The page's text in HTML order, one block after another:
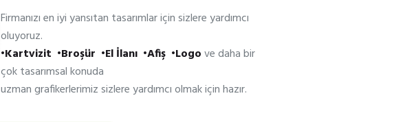
Firmanızı en iyi yansıtan tasarımlar için sizlere yardımcı
oluyoruz.
•Kartvizit •Broşür •El İlanı •Afiş •Logove daha bir
çok tasarımsal konuda
uzman grafikerlerimiz sizlere yardımcı olmak için hazır.